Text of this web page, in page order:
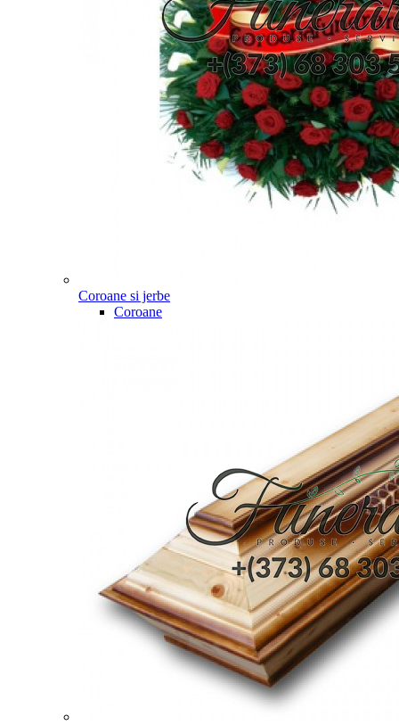
Coroane si jerbe
Coroane